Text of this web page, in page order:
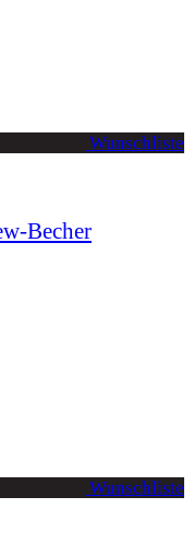
Wunschliste
Becher
Wunschliste